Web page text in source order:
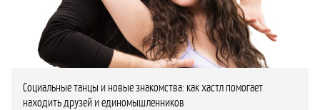
Социальные танцы и новые знакомства: как хастл помогает
находить друзей и единомышленников